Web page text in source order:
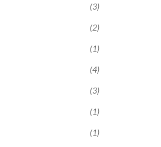
(3)
(2)
(1)
(4)
(3)
(1)
(1)